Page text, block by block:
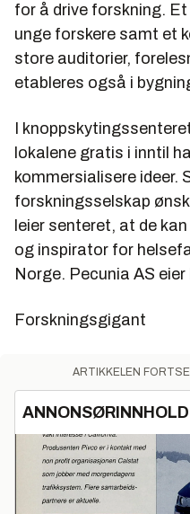
for å drive forskning.
unge forskere samt et
store auditorier,
etableres også i
I
lokalene gratis i inntil
kommersialisere ideer.
forskningsselskap
leier senteret, at de
og inspirator for
Norge. Pecunia AS eier
Forskningsgigant
ARTIKKELEN
ANNONSØRINNHOLD